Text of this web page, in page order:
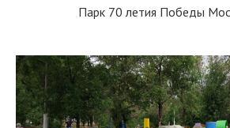
Парк 70 летия Победы